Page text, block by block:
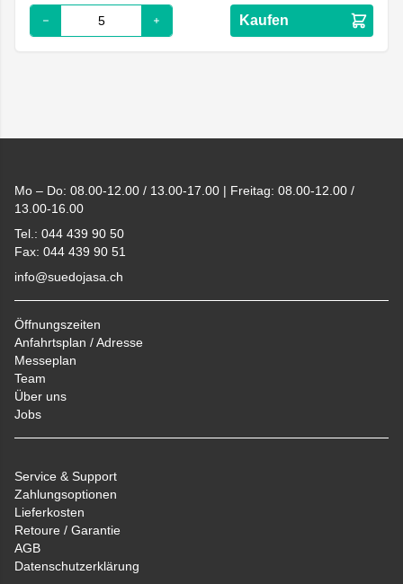
Kaufen
Mo – Do: 08.00-12.00 / 13.00-17.00 | Freitag: 08.00-12.00 /
13.00-16.00
Tel.: 044 439 90 50
Fax: 044 439 90 51
info@suedojasa.ch
Öffnungszeiten
Anfahrtsplan / Adresse
Messeplan
Team
Über uns
Jobs
Service & Support
Zahlungsoptionen
Lieferkosten
Retoure / Garantie
AGB
Datenschutzerklärung